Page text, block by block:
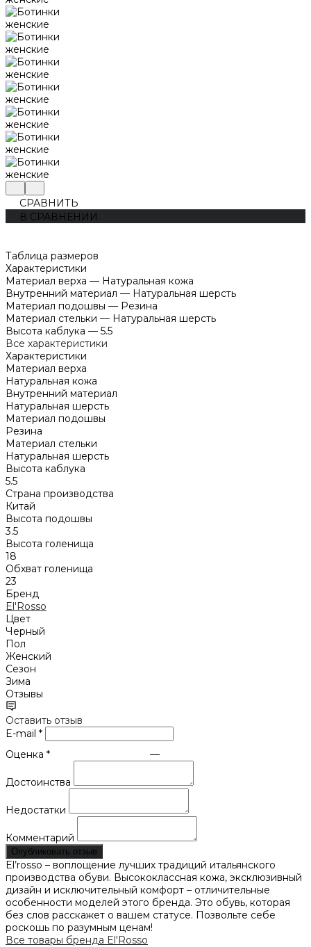
СРАВНИТЬ
В СРАВНЕНИИ
Таблица размеров
Характеристики
Материал верха — Натуральная кожа
Внутренний материал — Натуральная шерсть
Материал подошвы — Резина
Материал стельки — Натуральная шерсть
Высота каблука — 5.5
Все характеристики
Характеристики
Материал верха
Натуральная кожа
Внутренний материал
Натуральная шерсть
Материал подошвы
Резина
Материал стельки
Натуральная шерсть
Высота каблука
5.5
Страна производства
Китай
Высота подошвы
3.5
Высота голенища
18
Обхват голенища
23
Бренд
El'Rosso
Цвет
Черный
Пол
Женский
Сезон
Зима
Отзывы
Оставить отзыв
E-mail *
Оценка * —
Достоинства
Недостатки
Комментарий
Опубликовать отзыв
El’rosso – воплощение лучших традиций итальянского
производства обуви. Высококлассная кожа, эксклюзивный
дизайн и исключительный комфорт – отличительные
особенности моделей этого бренда. Это обувь, которая
без слов расскажет о вашем статусе. Позвольте себе
роскошь по разумным ценам!
Все товары бренда El'Rosso